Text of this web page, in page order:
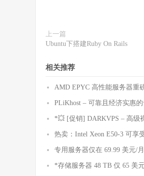
上一篇
Ubuntu下搭建Ruby On Rails
相关推荐
AMD EPYC 高性能服务器重
PLiKhost – 可靠且经济实惠
*💥 [促销] DARKVPS – 高级
热卖：Intel Xeon E50-3 可享
专用服务器仅在 69.99 美元/
*存储服务器 48 TB 仅 65 美